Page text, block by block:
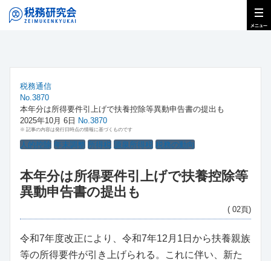
税務通信
No.3870
本年分は所得要件引上げで扶養控除等異動申告書の提出も
2025年10月 6日 No.3870
※ 記事の内容は発行日時点の情報に基づくものです
人的控除 年末調整 所得税 源泉所得税 税務の動向
本年分は所得要件引上げで扶養控除等
異動申告書の提出も
( 02頁)
令和7年度改正により、令和7年12月1日から扶養親族
等の所得要件が引き上げられる。これに伴い、新た